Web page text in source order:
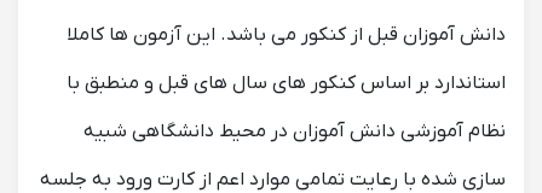
دانش آموزان قبل از کنکور می باشد. این آزمون ها کاملا
استاندارد بر اساس کنکور های سال های قبل و منطبق با
نظام آموزشی دانش آموزان در محیط دانشگاهی شبیه
سازی شده با رعایت تمامی موارد اعم از کارت ورود به جلسه